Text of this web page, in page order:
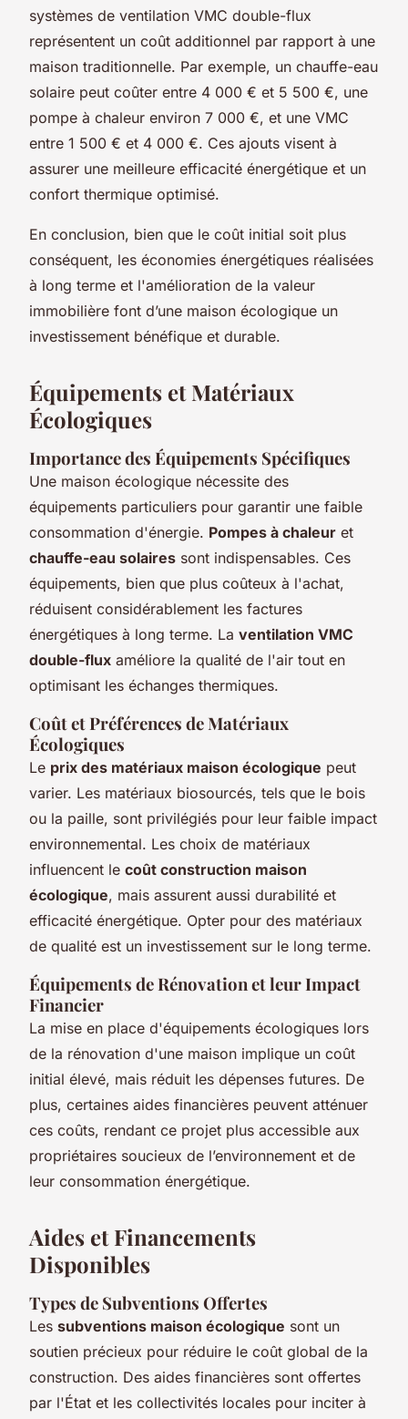
systèmes de ventilation VMC double-flux
représentent un coût additionnel par rapport à une
maison traditionnelle. Par exemple, un chauffe-eau
solaire peut coûter entre 4 000 € et 5 500 €, une
pompe à chaleur environ 7 000 €, et une VMC
entre 1 500 € et 4 000 €. Ces ajouts visent à
assurer une meilleure efficacité énergétique et un
confort thermique optimisé.
En conclusion, bien que le coût initial soit plus
conséquent, les économies énergétiques réalisées
à long terme et l'amélioration de la valeur
immobilière font d’une maison écologique un
investissement bénéfique et durable.
Équipements et Matériaux
Écologiques
Importance des Équipements Spécifiques
Une maison écologique nécessite des
équipements particuliers pour garantir une faible
consommation d'énergie. Pompes à chaleur et
chauffe-eau solaires sont indispensables. Ces
équipements, bien que plus coûteux à l'achat,
réduisent considérablement les factures
énergétiques à long terme. La ventilation VMC
double-flux améliore la qualité de l'air tout en
optimisant les échanges thermiques.
Coût et Préférences de Matériaux
Écologiques
Le prix des matériaux maison écologique peut
varier. Les matériaux biosourcés, tels que le bois
ou la paille, sont privilégiés pour leur faible impact
environnemental. Les choix de matériaux
influencent le coût construction maison
écologique, mais assurent aussi durabilité et
efficacité énergétique. Opter pour des matériaux
de qualité est un investissement sur le long terme.
Équipements de Rénovation et leur Impact
Financier
La mise en place d'équipements écologiques lors
de la rénovation d'une maison implique un coût
initial élevé, mais réduit les dépenses futures. De
plus, certaines aides financières peuvent atténuer
ces coûts, rendant ce projet plus accessible aux
propriétaires soucieux de l’environnement et de
leur consommation énergétique.
Aides et Financements
Disponibles
Types de Subventions Offertes
Les subventions maison écologique sont un
soutien précieux pour réduire le coût global de la
construction. Des aides financières sont offertes
par l'État et les collectivités locales pour inciter à